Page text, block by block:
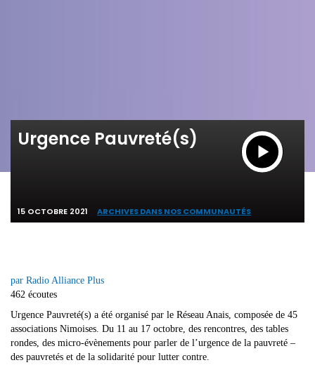
Urgence Pauvreté(s)
15 OCTOBRE 2021 ARCHIVES DANS NOS COMMUNAUTÉS
par Radio Alliance Plus
462 écoutes
Urgence Pauvreté(s) a été organisé par le Réseau Anais, composée de 45
associations Nimoises. Du 11 au 17 octobre, des rencontres, des tables
rondes, des micro-évènements pour parler de l’urgence de la pauvreté –
des pauvretés et de la solidarité pour lutter contre.